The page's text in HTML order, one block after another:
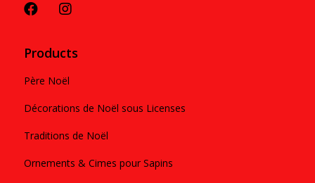
Products
Père Noël
Décorations de Noël sous Licenses
Traditions de Noël
Ornements & Cimes pour Sapins